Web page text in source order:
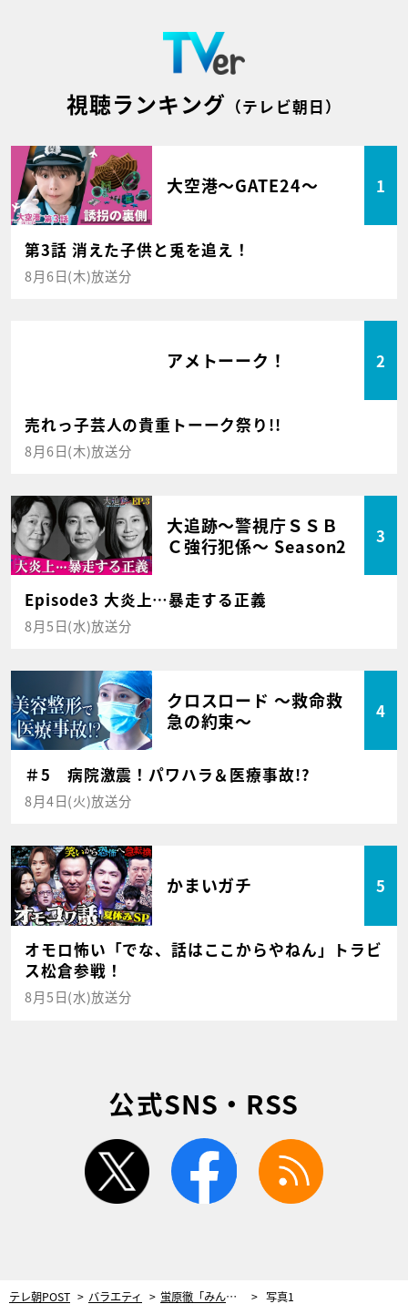
視聴ランキング （テレビ朝日）
大空港～GATE24～ 1
第3話 消えた子供と兎を追え！
8月6日(木)放送分
アメトーーク！ 2
売れっ子芸人の貴重トーーク祭り!!
8月6日(木)放送分
大追跡～警視庁ＳＳＢ
Ｃ強行犯係～ Season2
3
Episode3 大炎上…暴走する正義
8月5日(水)放送分
クロスロード ～救命救
急の約束～
4
＃5 病院激震！パワハラ＆医療事故!?
8月4日(火)放送分
かまいガチ 5
オモロ怖い「でな、話はここからやねん」トラビ
ス松倉参戦！
8月5日(水)放送分
公式SNS・RSS
twitter facebook
テレ朝POST バラエティ 蛍原徹「みんな何やってんの!?」と思わず驚く！“夏フェス行きたい芸人”たちの珍行動 写真1